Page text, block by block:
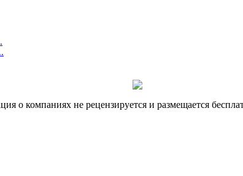
компаниях не рецензируется и размещается